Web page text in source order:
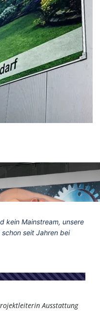
kein Mainstream, unsere
seit Jahren bei
Ausstattung